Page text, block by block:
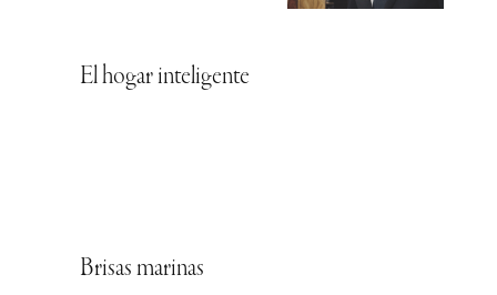
El hogar inteligente
Brisas marinas